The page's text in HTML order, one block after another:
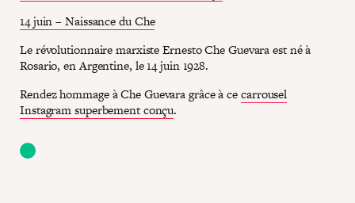
14 juin – Naissance du Che
Le révolutionnaire marxiste Ernesto Che Guevara est né à
Rosario, en Argentine, le 14 juin 1928.
Rendez hommage à Che Guevara grâce à cecarrousel
Instagram superbement conçu.